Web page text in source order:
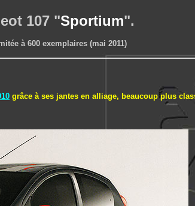
107 "Sportium".
à 600 exemplaires (mai 2011)
grâce à ses jantes en alliage, beaucoup plus